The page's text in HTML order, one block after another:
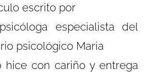
escrito por
especialista del
psicológico Maria
hice con cariño y entrega